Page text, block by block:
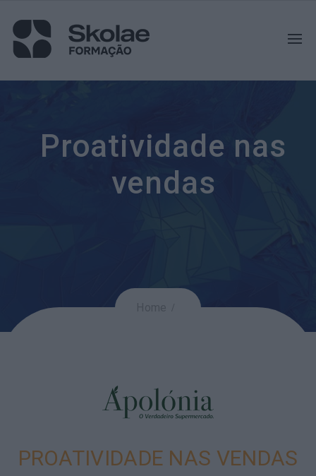
Proatividade nas
vendas
PROATIVIDADE NAS VENDAS